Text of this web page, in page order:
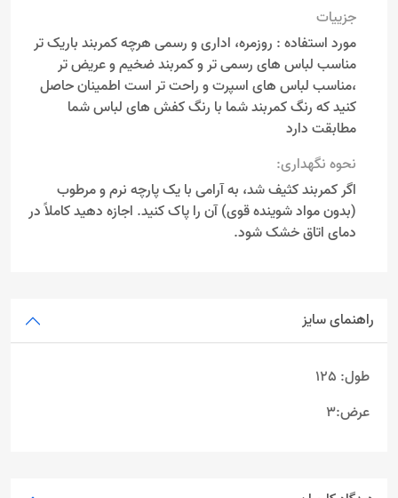
جزییات
مورد استفاده : روزمره، اداری و رسمی هرچه کمربند باریک تر
مناسب لباس های رسمی تر و کمربند ضخیم و عریض تر
،مناسب لباس های اسپرت و راحت تر است اطمینان حاصل
کنید که رنگ کمربند شما با رنگ کفش های لباس شما
مطابقت دارد
نحوه نگهداری:
اگر کمربند کثیف شد، به آرامی با یک پارچه نرم و مرطوب
(بدون مواد شوینده قوی) آن را پاک کنید. اجازه دهید کاملاً در
دمای اتاق خشک شود.
راهنمای سایز
طول: 125
عرض:3